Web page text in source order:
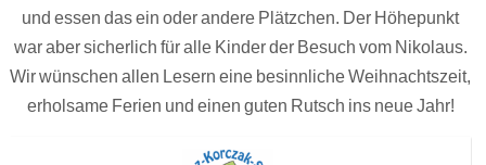
und essen das ein oder andere Plätzchen. Der Höhepunkt
war aber sicherlich für alle Kinder der Besuch vom Nikolaus.
Wir wünschen allen Lesern eine besinnliche Weihnachtszeit,
erholsame Ferien und einen guten Rutsch ins neue Jahr!